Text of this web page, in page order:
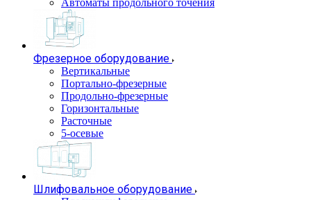
Автоматы продольного точения
Фрезерное оборудование
Вертикальные
Портально-фрезерные
Продольно-фрезерные
Горизонтальные
Расточные
5-осевые
Шлифовальное оборудование